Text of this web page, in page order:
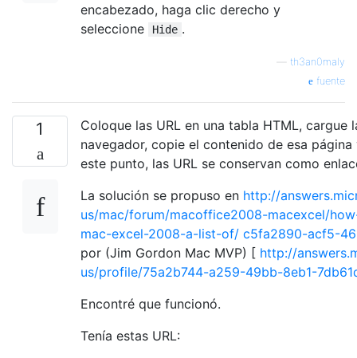
encabezado, haga clic derecho y
seleccione
Hide .
th3an0maly
fuente
1
Coloque las URL en una tabla HTML, cargue
navegador, copie el contenido de esa página
este punto, las URL se conservan como
La solución se propuso en http://
us/mac/forum/macoffice2008-macexcel/
mac-excel-2008-a-list-of/ c5fa2890-acf5-
por (Jim Gordon Mac MVP) [ http://
us/profile/75a2b744-a259-49bb-8eb1-
Encontré que funcionó.
Tenía estas URL: